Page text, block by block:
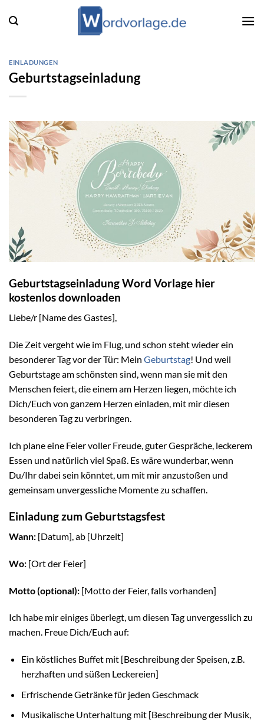
Inhalt
EINLADUNGEN
Geburtstagseinladung
Geburtstagseinladung Word Vorlage hier
kostenlos downloaden
Liebe/r [Name des Gastes],
Die Zeit vergeht wie im Flug, und schon steht wieder ein
besonderer Tag vor der Tür: Mein Geburtstag! Und weil
Geburtstage am schönsten sind, wenn man sie mit den
Menschen feiert, die einem am Herzen liegen, möchte ich
Dich/Euch von ganzem Herzen einladen, mit mir diesen
besonderen Tag zu verbringen.
Ich plane eine Feier voller Freude, guter Gespräche, leckerem
Essen und natürlich viel Spaß. Es wäre wunderbar, wenn
Du/Ihr dabei sein könntet, um mit mir anzustoßen und
gemeinsam unvergessliche Momente zu schaffen.
Einladung zum Geburtstagsfest
Wann: [Datum], ab [Uhrzeit]
Wo: [Ort der Feier]
Motto (optional): [Motto der Feier, falls vorhanden]
Ich habe mir einiges überlegt, um diesen Tag unvergesslich zu
machen. Freue Dich/Euch auf:
Ein köstliches Buffet mit [Beschreibung der Speisen, z.B.
herzhaften und süßen Leckereien]
Erfrischende Getränke für jeden Geschmack
Musikalische Unterhaltung mit [Beschreibung der Musik,